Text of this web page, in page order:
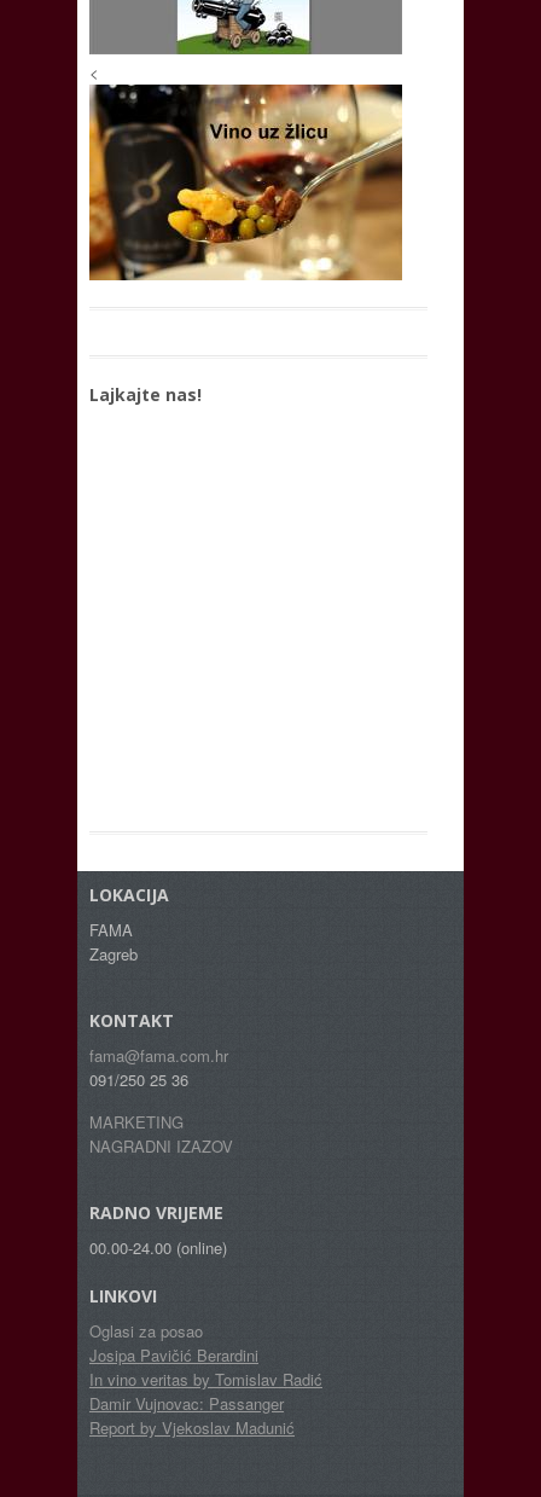
<
Lajkajte nas!
LOKACIJA
FAMA
Zagreb
KONTAKT
fama@fama.com.hr
091/250 25 36
MARKETING
NAGRADNI IZAZOV
RADNO VRIJEME
00.00-24.00 (online)
LINKOVI
Oglasi za posao
Josipa Pavičić Berardini
In vino veritas by Tomislav Radić
Damir Vujnovac: Passanger
Report by Vjekoslav Madunić